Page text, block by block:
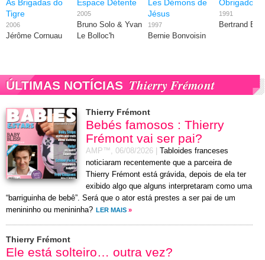
As Brigadas do
Tigre
2006
Jérôme Cornuau
Espace Détente
2005
Bruno Solo & Yvan
Le Bolloc'h
Les Démons de
Jésus
1997
Bernie Bonvoisin
Obrigado à
1991
Bertrand Blier
ÚLTIMAS NOTÍCIAS Thierry Frémont
Thierry Frémont
Bebés famosos : Thierry
Frémont vai ser pai?
AMP™, 06/08/2026
Tabloides franceses
noticiaram recentemente que a parceira de
Thierry Frémont está grávida, depois de ela ter
exibido algo que alguns interpretaram como uma
“barriguinha de bebê”. Será que o ator está prestes a ser pai de um
menininho ou menininha? LER MAIS »
Thierry Frémont
Ele está solteiro… outra vez?